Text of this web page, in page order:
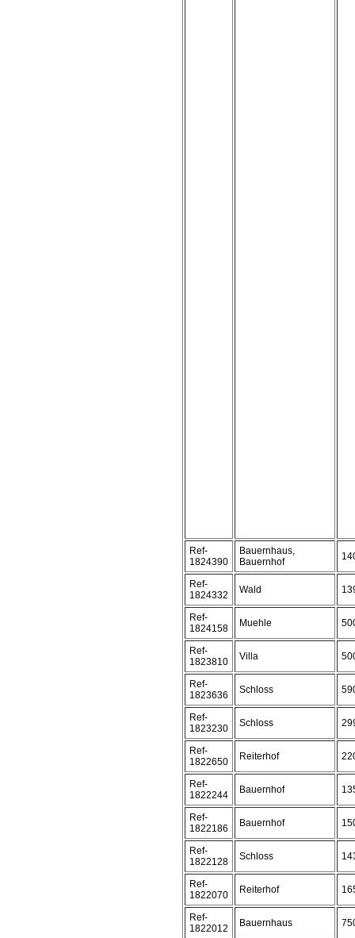
Ref-
1824390
Bauernhaus,
Bauernhof
Ref-
1824332
Wald
Ref-
1824158
Muehle
Ref-
1823810
Villa
Ref-
1823636
Schloss
Ref-
1823230
Schloss
Ref-
1822650
Reiterhof
Ref-
1822244
Bauernhof
Ref-
1822186
Bauernhof
Ref-
1822128
Schloss
Ref-
1822070
Reiterhof
Ref-
1822012
Bauernhaus